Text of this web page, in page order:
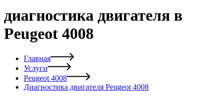
диагностика двигателя в
Peugeot 4008
Главная
Услуги
Peugeot 4008
Диагностика двигателя Peugeot 4008